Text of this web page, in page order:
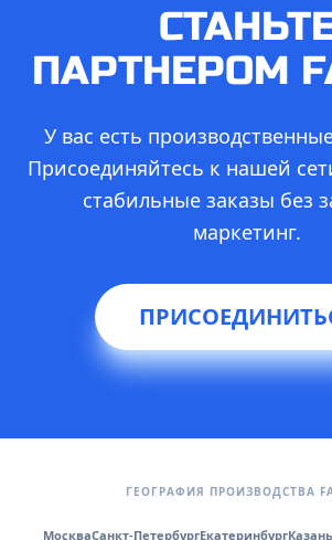
ПАРТНЕРОМ
У вас есть
Присоединяйтесь к нашей
стабильные заказы без
маркетинг.
ГЕОГРАФИЯ ПРОИЗВОДСТВА
МоскваСанкт-ПетербургЕкатеринбургКазань